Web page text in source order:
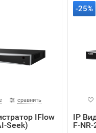
сравнить
IFlow
Seek)
-25%
IP
F-